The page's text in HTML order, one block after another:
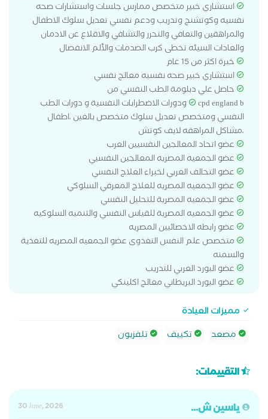
استشاري خبير متخصص ممارس جلسات واستشارات صحه
نفسيه وكوتشنج وتدريب ودعم نفسي تعديل سلوك الاطفال
والمراهقين والتعافي والتحرر والتشافي والاقلاع عن الادمان
والعادات السيئه تخطى كرب الصدمات والألم الانفصال
خبرة اكثر من 15 عام
استشاري خبير صحه نفسيه معالج نفسي
حاصل علي دبلومة الطب النفسي من
cpd england b ودورات الاضطرابات النفسية و دورات الطب
النفسي ومتخصص تعديل سلوك متخصص بالغين ،اطفال
،مشاكل المراهقه لايف كوتش
عضو اتحاد المعالجين النفسيين العرب
عضو الجمعيه المصريه المعالجين النفسيي
عضو التحالف العربي لخبراء العلاج النفسي
عضو الجمعيه المصريه للعلاج المعرفي السلوكي
عضو الجمعيه المصرية للتحليل النفسي
عضو الجمعيه المصرية للقياس النفسي والتنميه السلوكيه
عضو رابطه الاخصائيين المصريه
متخصص علم النفس التغذوى عضو الجمعيه المصريه للتغذية
والسمنه
عضو البورد العربي للتدريب
عضو البورد البريطاني معالج اكلينكي
مميزات العيادة
مصعد
تكييف تلفزيون
التقييمات:
ياسين ش...
30 June, 2026